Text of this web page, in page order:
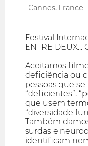
Cannes, France
Festival
ENTRE DEUX...
Aceitamos
deficiência ou
pessoas que
“deficientes”,
que usem
“diversidade
Também
surdas e
identificam